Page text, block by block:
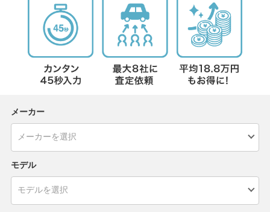
メーカー
モデル